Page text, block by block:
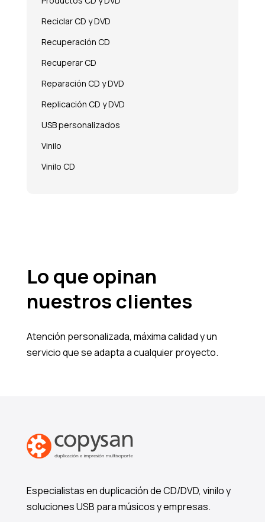
Reciclar CD y DVD
Recuperación CD
Recuperar CD
Reparación CD y DVD
Replicación CD y DVD
USB personalizados
Vinilo
Vinilo CD
Lo que opinan
nuestros clientes
Atención personalizada, máxima calidad y un
servicio que se adapta a cualquier proyecto.
Especialistas en duplicación de CD/DVD, vinilo y
soluciones USB para músicos y empresas.